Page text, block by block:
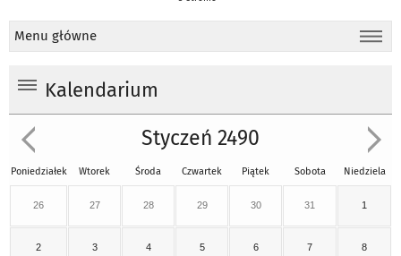
Menu główne
Kalendarium
Styczeń 2490
Poniedziałek Wtorek Środa Czwartek Piątek Sobota Niedziela
26 27 28 29 30 31 1
2 3 4 5 6 7 8